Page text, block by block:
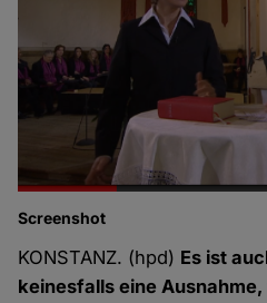
Screenshot
KONSTANZ. (hpd) Es ist
keinesfalls eine